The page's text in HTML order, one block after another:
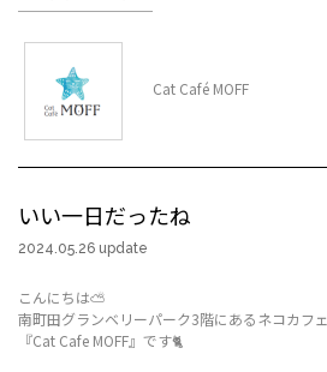
Cat Café MOFF
いい一日だったね
2024.05.26 update
こんにちは⛅️
南町田グランベリーパーク3階にあるネコカフェ
『Cat Cafe MOFF』です🐈